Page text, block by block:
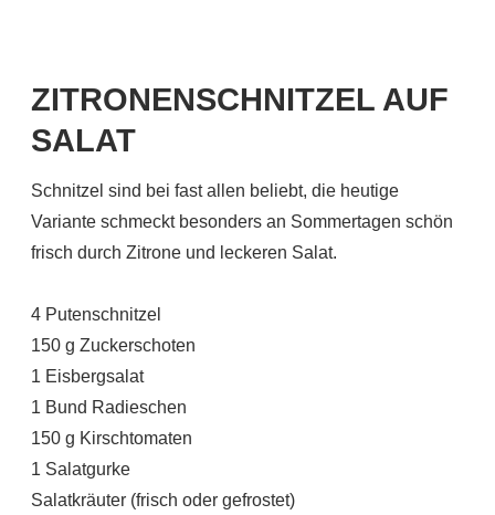
ZITRONENSCHNITZEL AUF
SALAT
Schnitzel sind bei fast allen beliebt, die heutige
Variante schmeckt besonders an Sommertagen schön
frisch durch Zitrone und leckeren Salat.
4 Putenschnitzel
150 g Zuckerschoten
1 Eisbergsalat
1 Bund Radieschen
150 g Kirschtomaten
1 Salatgurke
Salatkräuter (frisch oder gefrostet)